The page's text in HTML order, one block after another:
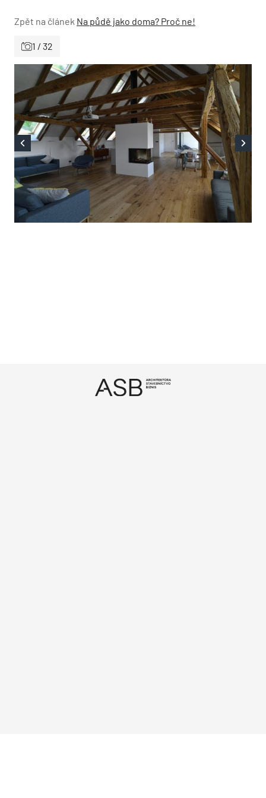
Zpět na článek Na půdě jako doma? Proč ne!
1 / 32